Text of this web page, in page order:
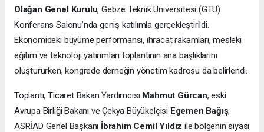
Olağan Genel Kurulu, Gebze Teknik Üniversitesi (GTÜ)
Konferans Salonu’nda geniş katılımla gerçekleştirildi.
Ekonomideki büyüme performansı, ihracat rakamları, mesleki
eğitim ve teknoloji yatırımları toplantının ana başlıklarını
oluştururken, kongrede derneğin yönetim kadrosu da belirlendi.
Toplantı, Ticaret Bakan Yardımcısı Mahmut Gürcan, eski
Avrupa Birliği Bakanı ve Çekya Büyükelçisi Egemen Bağış,
ASRİAD Genel Başkanı İbrahim Cemil Yıldız ile bölgenin siyasi